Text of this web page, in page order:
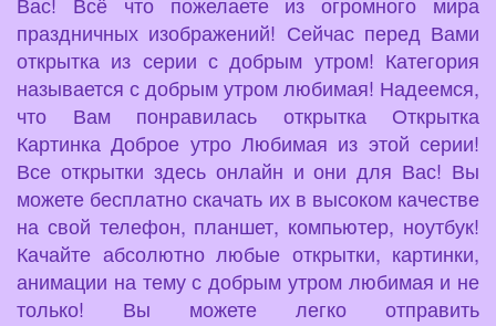
праздничных изображений! Сейчас перед Вами
открытка из серии с добрым утром! Категория
называется с добрым утром любимая! Надеемся,
что Вам понравилась открытка Открытка
Картинка Доброе утро Любимая из этой серии!
Все открытки здесь онлайн и они для Вас! Вы
можете бесплатно скачать их в высоком качестве
на свой телефон, планшет, компьютер, ноутбук!
Качайте абсолютно любые открытки, картинки,
анимации на тему с добрым утром любимая и не
только! Вы можете легко отправить